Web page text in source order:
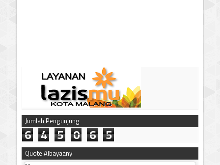
Jumlah Pengunjung
6 4 5 0 6 5
Quote Albayaany